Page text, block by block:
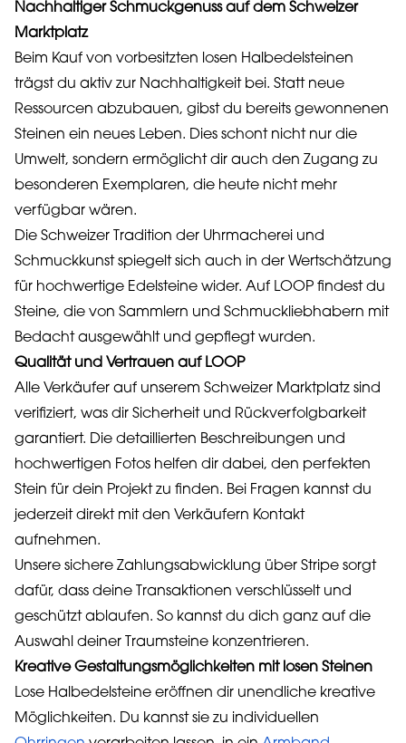
Nachhaltiger Schmuckgenuss auf dem Schweizer
Marktplatz
Beim Kauf von vorbesitzten losen Halbedelsteinen
trägst du aktiv zur Nachhaltigkeit bei. Statt neue
Ressourcen abzubauen, gibst du bereits gewonnenen
Steinen ein neues Leben. Dies schont nicht nur die
Umwelt, sondern ermöglicht dir auch den Zugang zu
besonderen Exemplaren, die heute nicht mehr
verfügbar wären.
Die Schweizer Tradition der Uhrmacherei und
Schmuckkunst spiegelt sich auch in der Wertschätzung
für hochwertige Edelsteine wider. Auf LOOP findest du
Steine, die von Sammlern und Schmuckliebhabern mit
Bedacht ausgewählt und gepflegt wurden.
Qualität und Vertrauen auf LOOP
Alle Verkäufer auf unserem Schweizer Marktplatz sind
verifiziert, was dir Sicherheit und Rückverfolgbarkeit
garantiert. Die detaillierten Beschreibungen und
hochwertigen Fotos helfen dir dabei, den perfekten
Stein für dein Projekt zu finden. Bei Fragen kannst du
jederzeit direkt mit den Verkäufern Kontakt
aufnehmen.
Unsere sichere Zahlungsabwicklung über Stripe sorgt
dafür, dass deine Transaktionen verschlüsselt und
geschützt ablaufen. So kannst du dich ganz auf die
Auswahl deiner Traumsteine konzentrieren.
Kreative Gestaltungsmöglichkeiten mit losen Steinen
Lose Halbedelsteine eröffnen dir unendliche kreative
Möglichkeiten. Du kannst sie zu individuellen